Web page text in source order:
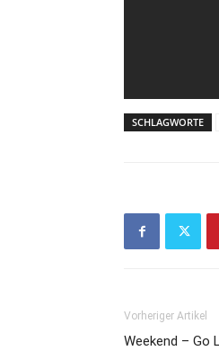
SCHLAGWORTE
Vorheriger Artikel
Weekend – Go